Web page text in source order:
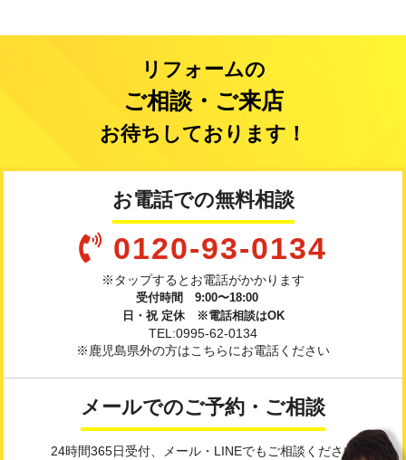
リフォームの
ご相談・ご来店
お待ちしております！
お電話での無料相談
0120-93-0134
※タップするとお電話がかかります
受付時間 9:00〜18:00
日・祝 定休 ※電話相談はOK
TEL:0995-62-0134
※鹿児島県外の方はこちらにお電話ください
メールでのご予約・ご相談
24時間365日受付、メール・LINEでもご相談ください